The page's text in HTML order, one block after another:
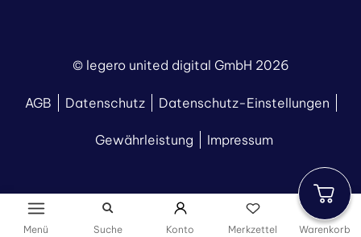
Menü Suche Konto Merkzettel Warenkorb
© legero united digital GmbH 2026
AGB Datenschutz Datenschutz-Einstellungen
Gewährleistung Impressum